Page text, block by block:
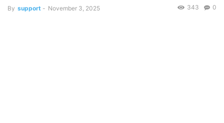
By support - November 3, 2025 0
343